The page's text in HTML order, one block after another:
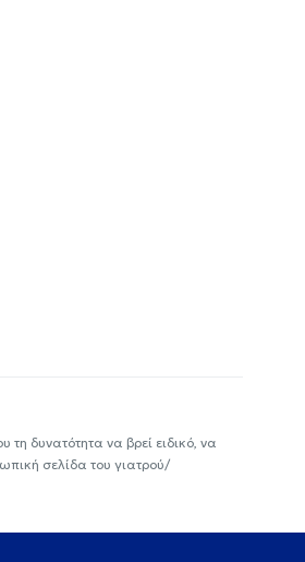
δυνατότητα να βρεί ειδικό, να
σελίδα του γιατρού/